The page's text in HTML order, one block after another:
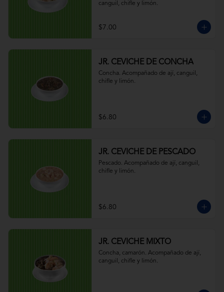
canguil, chifle y limón.
$7.00
JR. CEVICHE DE CONCHA
Concha. Acompañado de ají, canguil,
chifle y limón.
$6.80
JR. CEVICHE DE PESCADO
Pescado. Acompañado de ají, canguil,
chifle y limón.
$6.80
JR. CEVICHE MIXTO
Concha, camarón. Acompañado de ají,
canguil, chifle y limón.